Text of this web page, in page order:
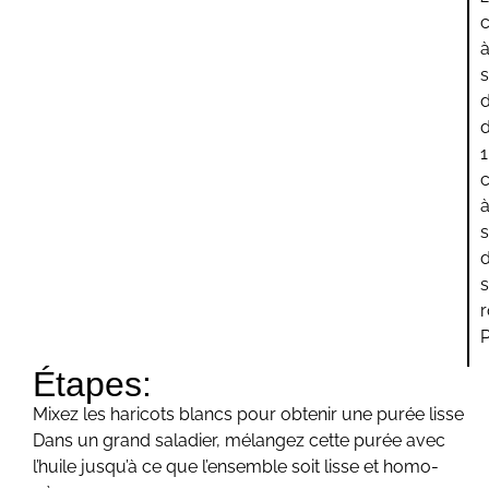
à
1
à
Étapes:
Mixez les hari­cots blancs pour obte­nir une purée lisse
Dans un grand sala­dier, mélan­gez cette purée avec
l’huile jusqu’à ce que l’ensemble soit lisse et homo­